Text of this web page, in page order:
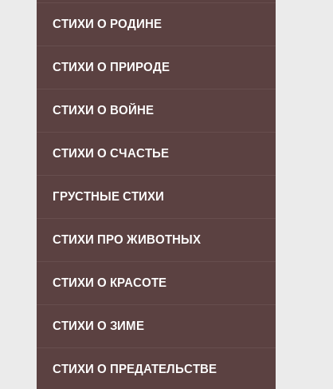
СТИХИ О РОДИНЕ
СТИХИ О ПРИРОДЕ
СТИХИ О ВОЙНЕ
СТИХИ О СЧАСТЬЕ
ГРУСТНЫЕ СТИХИ
СТИХИ ПРО ЖИВОТНЫХ
СТИХИ О КРАСОТЕ
СТИХИ О ЗИМЕ
СТИХИ О ПРЕДАТЕЛЬСТВЕ